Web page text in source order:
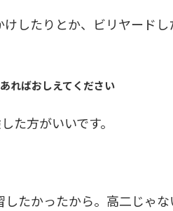
したりとか、ビリヤード
ればおしえてください
た方がいいです。
たかったから。高二じゃ